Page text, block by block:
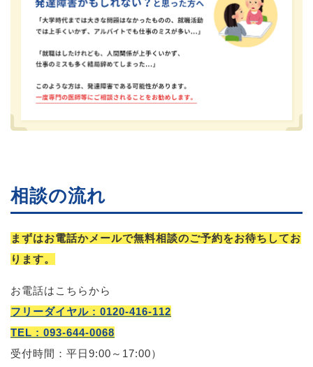
相談の流れ
まずはお電話かメールで無料相談のご予約をお待ちしてお
ります。
お電話はこちらから
フリーダイヤル : 0120-416-112
TEL : 093-644-0068
受付時間：平日9:00～17:00）